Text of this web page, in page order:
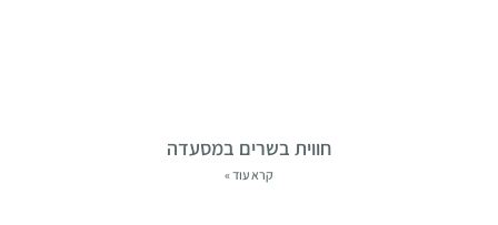
חווית בשרים במסעדה
קרא עוד »